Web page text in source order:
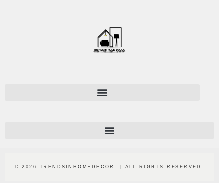
© 2026 TRENDSINHOMEDECOR . | ALL RIGHTS RESERVED.